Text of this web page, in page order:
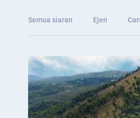
Semua siaran Ejen